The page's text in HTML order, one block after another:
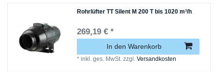
Rohrlüfter TT Silent M 200 T bis 1020 m³/h
269,19 € *
In den Warenkorb
*inkl. ges. MwSt. zzgl.Versandkosten